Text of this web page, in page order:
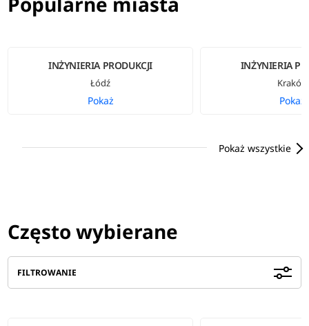
INŻYNIERIA PRODUKCJI
Łódź
Pokaż
INŻYNIERIA
Kraków
Pokaż
Pokaż wszystkie
Często wybierane
FILTROWANIE